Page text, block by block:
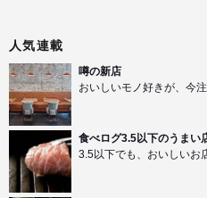
人気連載
噂の新店
おいしいモノ好きが、今
食べログ3.5以下のうまい
3.5以下でも、おいしいお